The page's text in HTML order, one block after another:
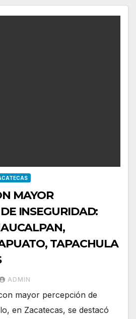
MAYOR
INSEGURIDAD:
TAPACHULA
ADMIN
mayor percepción de
en Zacatecas, se destacó